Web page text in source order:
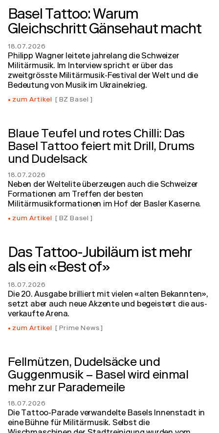
Basel Tattoo: Warum
Gleichschritt Gänsehaut macht
18.07.2026
Philipp Wagner leitete jahrelang die Schweizer
Militärmusik. Im Interview spricht er über das
zweitgrösste Militärmusik-Festival der Welt und die
Bedeutung von Musik im Ukrainekrieg.
zum Artikel BZ Basel
Blaue Teufel und rotes Chilli: Das
Basel Tattoo feiert mit Drill, Drums
und Dudelsack
18.07.2026
Neben der Weltelite überzeugen auch die Schweizer
Formationen am Treffen der besten
Militärmusikformationen im Hof der Basler Kaserne.
zum Artikel BZ Basel
Das Tattoo-Jubi­läum ist mehr
als ein «Best of»
18.07.2026
Die 20. Aus­gabe brilliert mit vielen «alten Be­kannten»,
setzt aber auch neue Ak­zente und be­geistert die aus­
verkaufte Arena.
zum Artikel Prime News
Fellmützen, Dudelsäcke und
Guggenmusik – Basel wird einmal
mehr zur Parademeile
18.07.2026
Die Tattoo-Parade verwandelte Basels Innenstadt in
eine Bühne für Militärmusik. Selbst die